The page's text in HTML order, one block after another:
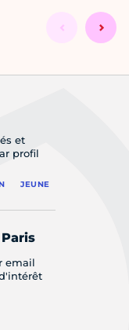
et
profil
JEUNE
email